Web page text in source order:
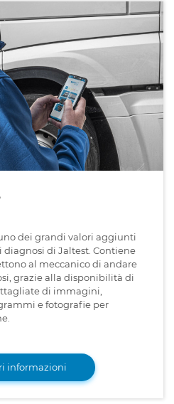
dei grandi valori aggiunti
di Jaltest. Contiene
al meccanico di andare
grazie alla disponibilità di
di immagini,
e fotografie per
informazioni